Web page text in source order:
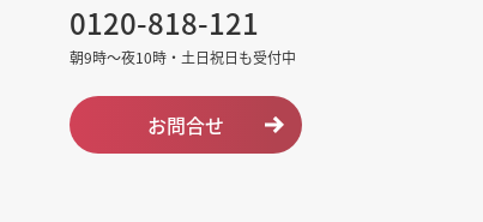
0120-818-121
朝9時～夜10時・土日祝日も受付中
お問合せ